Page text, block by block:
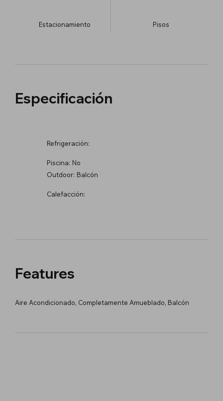
Estacionamiento ​Pisos
Especificación
Refrigeración:
Piscina: No
Outdoor: Balcón
Calefacción:
Features
Aire Acondicionado, Completamente Amueblado, Balcón